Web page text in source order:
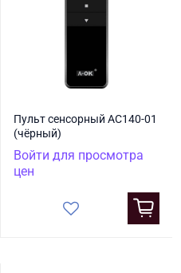
Пульт сенсорный AC140-01
(чёрный)
Войти для просмотра
цен